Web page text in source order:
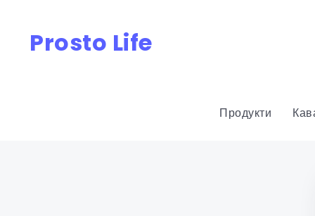
Prosto Life
Продукти